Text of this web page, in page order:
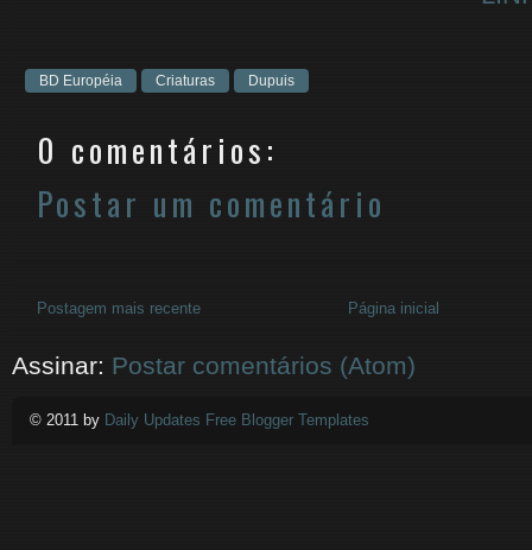
BD Européia Criaturas Dupuis
0 comentários:
Postar um comentário
Postagem mais recente Página inicial
Assinar: Postar comentários (Atom)
© 2011 by Daily Updates Free Blogger Templates